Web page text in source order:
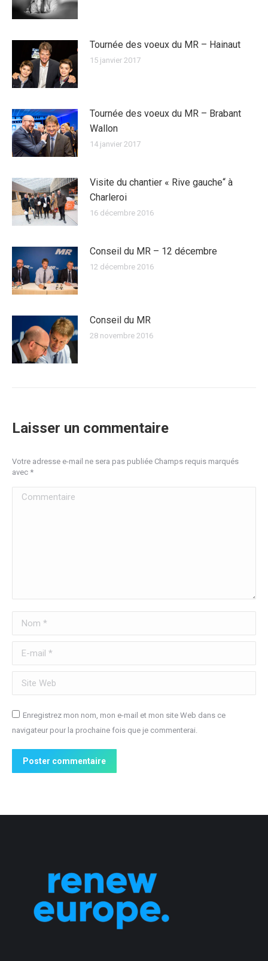
Tournée des voeux du MR – Hainaut
15 janvier 2017
Tournée des voeux du MR – Brabant
Wallon
14 janvier 2017
Visite du chantier « Rive gauche“ à
Charleroi
16 décembre 2016
Conseil du MR – 12 décembre
12 décembre 2016
Conseil du MR
28 novembre 2016
Laisser un commentaire
Votre adresse e-mail ne sera pas publiée Champs requis marqués
avec *
Commentaire
Nom *
E-mail *
Site Web
Enregistrez mon nom, mon e-mail et mon site Web dans ce
navigateur pour la prochaine fois que je commenterai.
Poster commentaire